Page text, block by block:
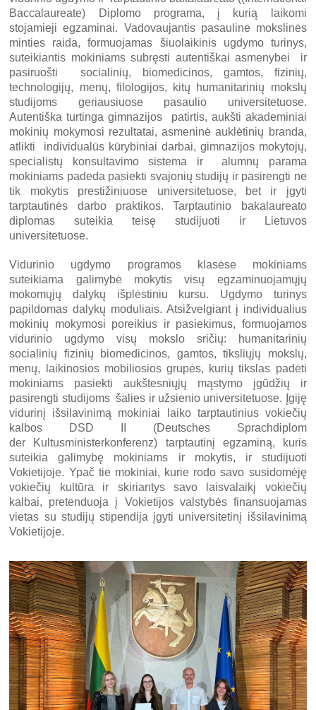
Baccalaureate) Diplomo programa, į kurią laikomi
stojamieji egzaminai. Vadovaujantis pasauline mokslinės
minties raida, formuojamas šiuolaikinis ugdymo turinys,
suteikiantis mokiniams subręsti autentiškai asmenybei ir
pasiruošti socialinių, biomedicinos, gamtos, fizinių,
technologijų, menų, filologijos, kitų humanitarinių mokslų
studijoms geriausiuose pasaulio universitetuose.
Autentiška turtinga gimnazijos patirtis, aukšti akademiniai
mokinių mokymosi rezultatai, asmeninė auklėtinių branda,
atlikti individualūs kūrybiniai darbai, gimnazijos mokytojų,
specialistų konsultavimo sistema ir alumnų parama
mokiniams padeda pasiekti svajonių studijų ir pasirengti ne
tik mokytis prestižiniuose universitetuose, bet ir įgyti
tarptautinės darbo praktikos. Tarptautinio bakalaureato
diplomas suteikia teisę studijuoti ir Lietuvos
universitetuose.
Vidurinio ugdymo programos klasėse mokiniams
suteikiama galimybė mokytis visų egzaminuojamųjų
mokomųjų dalykų išplėstiniu kursu. Ugdymo turinys
papildomas dalykų moduliais. Atsižvelgiant į individualius
mokinių mokymosi poreikius ir pasiekimus, formuojamos
vidurinio ugdymo visų mokslo sričių: humanitarinių
socialinių fizinių biomedicinos, gamtos, tiksliųjų mokslų,
menų, laikinosios mobiliosios grupės, kurių tikslas padėti
mokiniams pasiekti aukštesniųjų mąstymo įgūdžių ir
pasirengti studijoms šalies ir užsienio universitetuose. Įgiję
vidurinį išsilavinimą mokiniai laiko tarptautinius vokiečių
kalbos DSD II (Deutsches Sprachdiplom
der Kultusministerkonferenz) tarptautinį egzaminą, kuris
suteikia galimybę mokiniams ir mokytis, ir studijuoti
Vokietijoje. Ypač tie mokiniai, kurie rodo savo susidomėję
vokiečių kultūra ir skiriantys savo laisvalaikį vokiečių
kalbai, pretenduoja į Vokietijos valstybės finansuojamas
vietas su studijų stipendija įgyti universitetinį išsilavinimą
Vokietijoje.